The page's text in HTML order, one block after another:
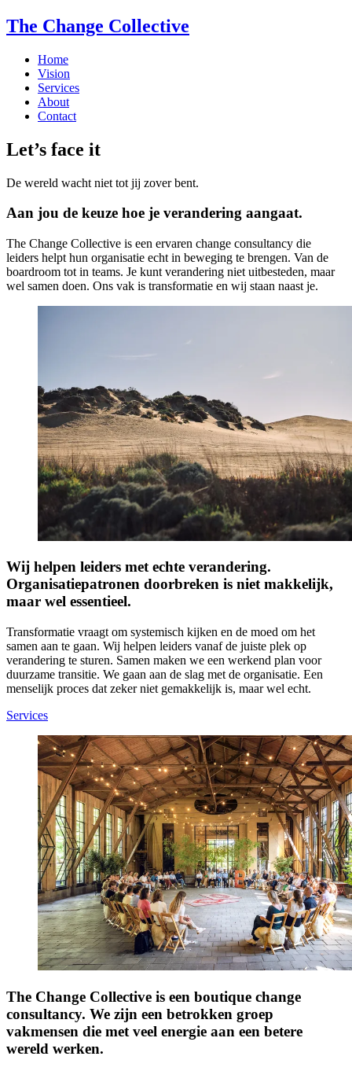
The Change Collective
Home
Vision
Services
About
Contact
Let’s face it
De wereld wacht niet tot jij zover bent.
Aan jou de keuze hoe je verandering aangaat.
The Change Collective is een ervaren change consultancy die
leiders helpt hun organisatie echt in beweging te brengen. Van de
boardroom tot in teams. Je kunt verandering niet uitbesteden, maar
wel samen doen. Ons vak is transformatie en wij staan naast je.
Wij helpen leiders met echte verandering.
Organisatiepatronen doorbreken is niet makkelijk,
maar wel essentieel.
Transformatie vraagt om systemisch kijken en de moed om het
samen aan te gaan. Wij helpen leiders vanaf de juiste plek op
verandering te sturen. Samen maken we een werkend plan voor
duurzame transitie. We gaan aan de slag met de organisatie. Een
menselijk proces dat zeker niet gemakkelijk is, maar wel echt.
Services
The Change Collective is een boutique change
consultancy. We zijn een betrokken groep
vakmensen die met veel energie aan een betere
wereld werken.